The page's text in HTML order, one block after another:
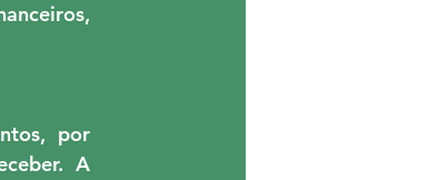
por
A